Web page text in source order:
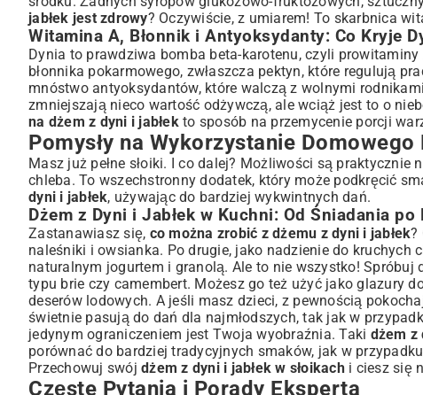
jabłek jest zdrowy? Oczywiście, z umiarem! To skarbnica
Witamina A, Błonnik i Antyoksydanty: Co Kryje
Dynia to prawdziwa bomba beta-karotenu, czyli
błonnika pokarmowego, zwłaszcza pektyn, które regulują
mnóstwo antyoksydantów, które walczą z wolnymi
zmniejszają nieco wartość odżywczą, ale wciąż jest to o
na dżem z dyni i jabłekto sposób na przemycenie porcji
Pomysły na Wykorzystanie Domowego
Masz już pełne słoiki. I co dalej? Możliwości są
chleba. To wszechstronny dodatek, który może podkręcić
dyni i jabłek, używając do bardziej wykwintnych dań.
Dżem z Dyni i Jabłek w Kuchni: Od Śniadania po
Zastanawiasz się, co można zrobić z dżemu z dyni i jabłek?
naleśniki i owsianka. Po drugie, jako nadzienie do kruchych
naturalnym jogurtem i granolą. Ale to nie wszystko!
typu brie czy camembert. Możesz go też użyć jako glazury
deserów lodowych. A jeśli masz dzieci, z pewnością
świetnie pasują do dań dla najmłodszych, tak jak w
jedynym ograniczeniem jest Twoja wyobraźnia. Taki dżem z
porównać do bardziej tradycyjnych smaków, jak w
Przechowuj swój dżem z dyni i jabłek w słoikachi ciesz się
Częste Pytania i Porady Eksperta